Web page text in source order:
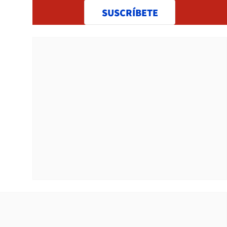
SUSCRÍBETE